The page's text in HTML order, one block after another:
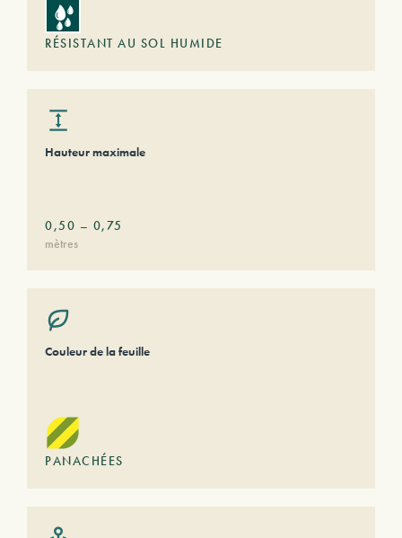
RÉSISTANT AU SOL HUMIDE
Hauteur maximale
0,50 – 0,75
mètres
Couleur de la feuille
PANACHÉES